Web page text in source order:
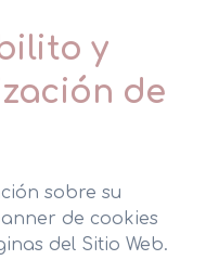
y
de
sobre su
de cookies
del Sitio Web.